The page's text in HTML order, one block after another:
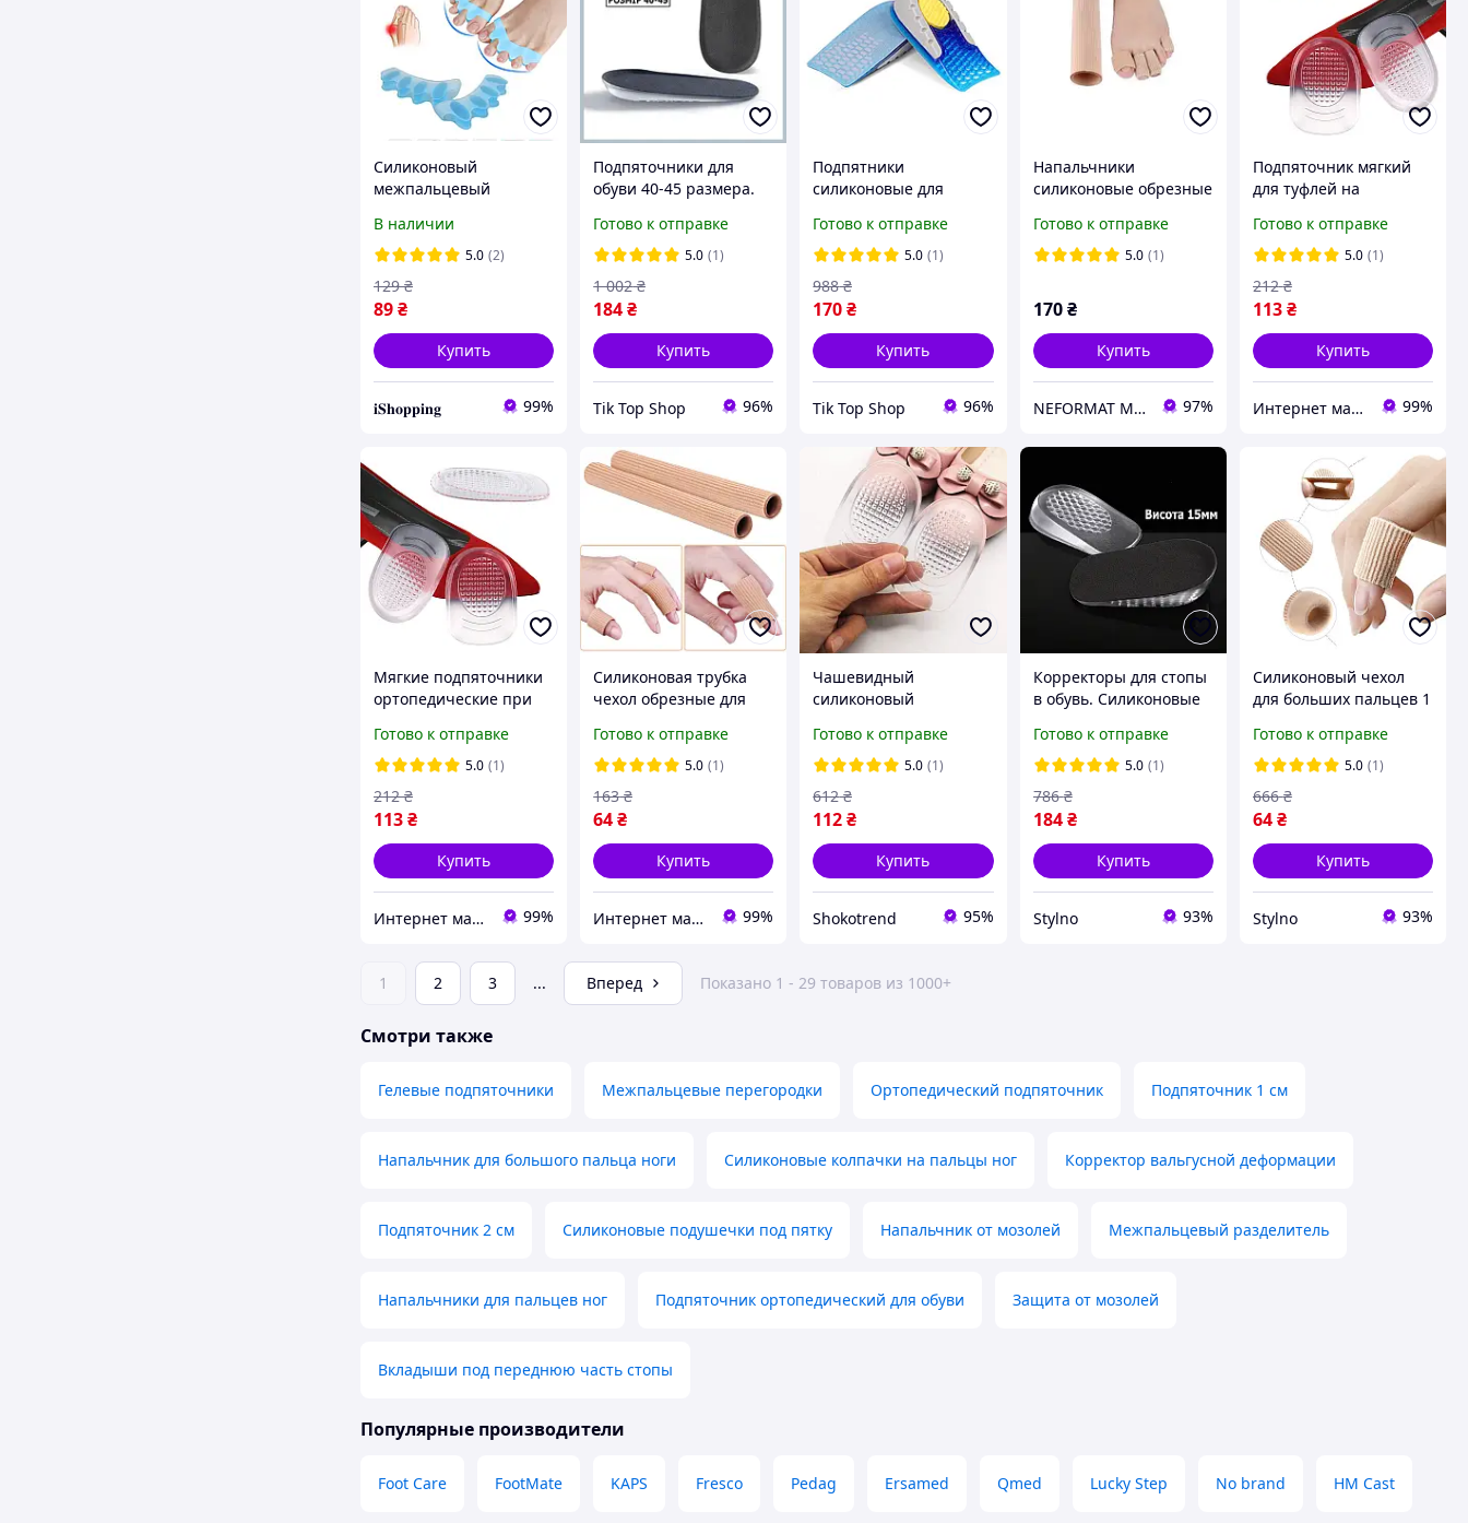
Силиконовый
межпальцевый
пальцев Hallux Valgus
Blue
В наличии
5.0 (2)
89₴
129 ₴
Купить
𝐢𝐒𝐡𝐨𝐩𝐩𝐢𝐧𝐠 99%
Подпяточники для
обуви 40-45 размера.
Гелевый подпяточник с
бортиками при
пяточной шпоре
Готово к отправке
5.0 (1)
184₴
1 002 ₴
Купить
Tik Top Shop 96%
Подпятники
силиконовые для
1,5см. Силиконовые
корректоры
универсальные для
стопы в обуви
Готово к отправке
5.0 (1)
170₴
988 ₴
Купить
Tik Top Shop 96%
Напальчники
силиконовые обрезные
натоптышей 1шт
2,5х15см. Защита от
Готово к отправке
5.0 (1)
170 ₴
Купить
NEFORMAT MAGAZ 97%
Подпяточник мягкий
для туфлей на
Подпяточники
силиконвые размер S
для обуви с тонким
задником
Готово к отправке
5.0 (1)
113₴
212 ₴
Купить
Интернет магазин GoGoShop 99%
Мягкие подпяточники
ортопедические при
подпяточники
прозрачные размер L
для обуви 35-39
Готово к отправке
5.0 (1)
113₴
212 ₴
Купить
Интернет магазин GoGoShop 99%
Силиконовая трубка
чехол обрезные для
Гелевые напальчники
для пальцев ног и рук
бежевые
Готово к отправке
5.0 (1)
64₴
163 ₴
Купить
Интернет магазин GoGoShop 99%
Чашевидный
силиконовый
пяточной шпоре для
обуви с тонким
задником
многоразовые
прозрачные
Готово к отправке
5.0 (1)
112₴
612 ₴
Купить
Shokotrend 95%
Корректоры для стопы
в обувь. Силиконовые
полустельки.
Полустельки для
увеличения роста
1,5см
Готово к отправке
5.0 (1)
184 ₴
786 ₴
Купить
Stylno 93%
Силиконовый чехол
для больших пальцев 1
напальчники обрезные
для пальцев ног и рук
Готово к отправке
5.0 (1)
64₴
666 ₴
Купить
Stylno 93%
1 2 3 ... Вперед Показано 1 - 29 товаров из 1000+
Смотри также
Гелевые подпяточники Межпальцевые перегородки Ортопедический подпяточник Подпяточник 1 см
Напальчник для большого пальца ноги Силиконовые колпачки на пальцы ног Корректор вальгусной деформации
Подпяточник 2 см Силиконовые подушечки под пятку Напальчник от мозолей Межпальцевый разделитель
Напальчники для пальцев ног Подпяточник ортопедический для обуви Защита от мозолей
Вкладыши под переднюю часть стопы
Популярные производители
Foot Care FootMate KAPS Fresco Pedag Ersamed Qmed Lucky Step No brand HM Cast